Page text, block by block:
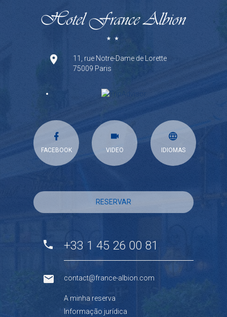
11, rue Notre-Dame de Lorette
75009 Paris
FACEBOOK VIDEO IDIOMAS
RESERVAR
+33 1 45 26 00 81
contact@france-albion.com
A minha reserva
Informação jurídica